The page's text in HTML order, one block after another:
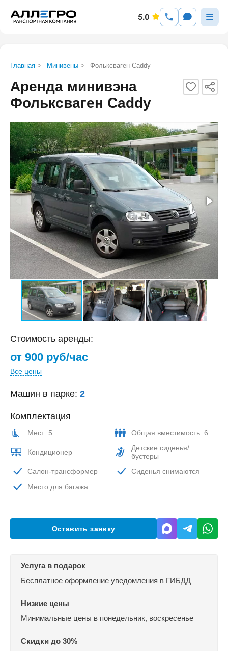
Главная > Минивены > Фольксваген Caddy
Аренда минивэна
Фольксваген Caddy
Стоимость аренды:
от 900 руб/час
Все цены
Машин в парке: 2
Комплектация
Мест: 5 Общая вместимость: 6
Кондиционер
Детские сиденья/
бустеры
Салон-трансформер
Сиденья снимаются
Место для багажа
Оставить заявку
Услуга в подарок
Бесплатное оформление уведомления в ГИБДД
Низкие цены
Минимальные цены в понедельник, воскресенье
Скидки до 30%